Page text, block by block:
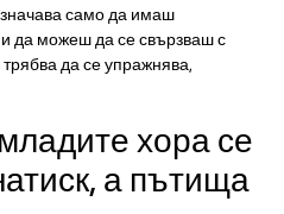
само да имаш
да можеш да се свързваш с
да се упражнява,
хора се
а пътища